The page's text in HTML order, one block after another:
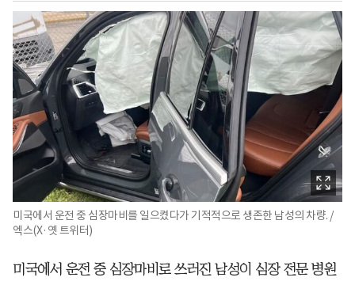
미국에서 운전 중 심장마비를 일으켰다가 기적적으로 생존한 남성의 차량. /
엑스(X·옛 트위터)
미국에서 운전 중 심장마비로 쓰러진 남성이 심장 전문 병원